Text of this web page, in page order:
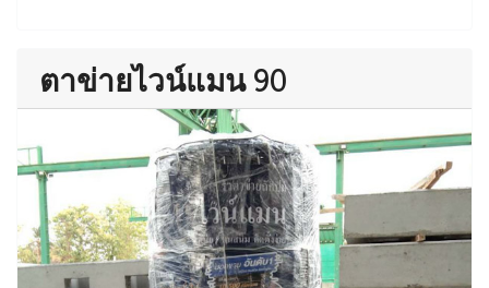
ตาข่ายไวน์แมน 90